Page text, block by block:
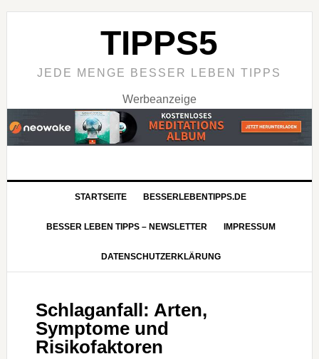
TIPPS5
JEDE MENGE BESSER LEBEN TIPPS
Werbeanzeige
STARTSEITE BESSERLEBENTIPPS.DE
BESSER LEBEN TIPPS – NEWSLETTER IMPRESSUM
DATENSCHUTZERKLÄRUNG
Schlaganfall: Arten,
Symptome und
Risikofaktoren